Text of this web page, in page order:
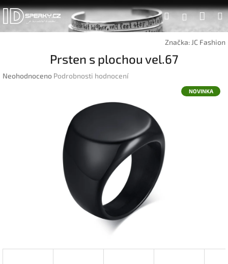
Přejít
na
obsah
Hledat
Značka: JC Fashion
Prsten s plochou vel.67
Průměrné
Neohodnoceno Podrobnosti hodnocení
NOVINKA